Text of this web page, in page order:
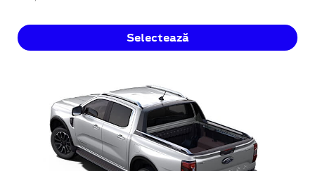
Selectează